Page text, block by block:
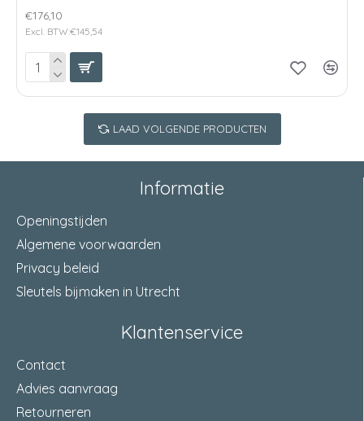
€176,10
Excl. BTW:€145,54
LAAD VOLGENDE PRODUCTEN
Informatie
Openingstijden
Algemene voorwaarden
Privacy beleid
Sleutels bijmaken in Utrecht
Klantenservice
Contact
Advies aanvraag
Retourneren